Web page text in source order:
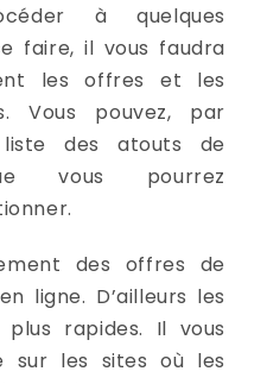
à quelques
faire, il vous faudra
les offres et les
Vous pouvez, par
des atouts de
vous pourrez
des offres de
ligne. D’ailleurs les
rapides. Il vous
sur les sites où les